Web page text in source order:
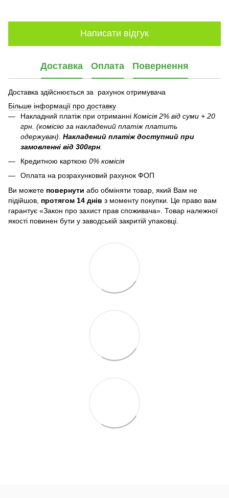
Написати відгук
Доставка Оплата Повернення
Доставка здійснюється за рахунок отримувача
Більше інформації про доставку
Накладний платіж при отриманні Комісія 2% від суми + 20
грн. (комісію за накладений платіж платить
одержувач). Накладений платіж доступний при
замовленні від 300грн
Кредитною карткою 0% комісія
Оплата на розрахунковий рахунок ФОП
Ви можете повернути або обміняти товар, який Вам не
підійшов, протягом 14 днів з моменту покупки. Це право вам
гарантує «Закон про захист прав споживача». Товар належної
якості повинен бути у заводській закритій упаковці.